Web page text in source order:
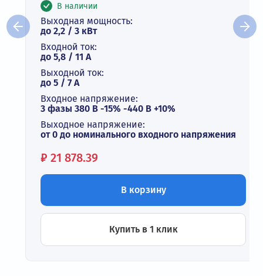
В наличии
Выходная мощность:
до 2,2 / 3 кВт
Входной ток:
до 5,8 / 11 А
Выходной ток:
до 5 / 7 A
Входное напряжение:
3 фазы 380 В -15% -440 В +10%
Выходное напряжение:
от 0 до номинального входного напряжения
Цена:
₽ 21 878.39
В корзину
Купить в 1 клик